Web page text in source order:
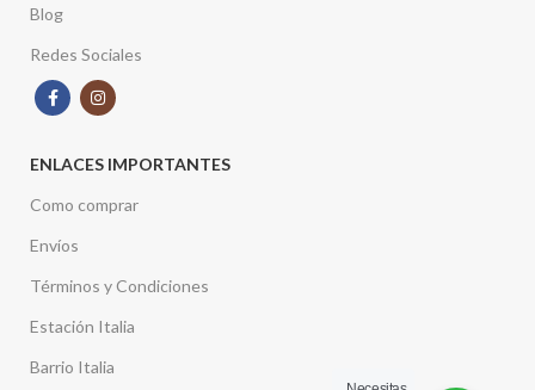
Blog
Redes Sociales
ENLACES IMPORTANTES
Como comprar
Envíos
Términos y Condiciones
Estación Italia
Barrio Italia